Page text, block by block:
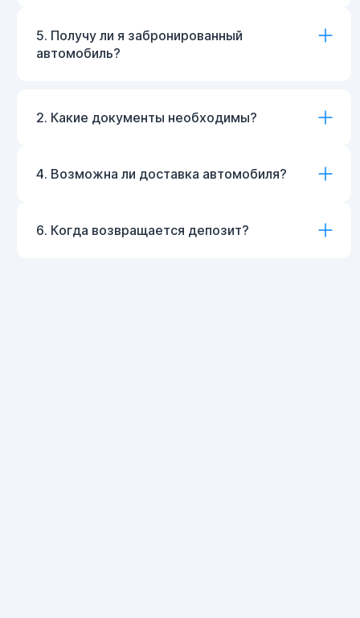
5. Получу ли я забронированный
автомобиль?
2. Какие документы необходимы?
4. Возможна ли доставка автомобиля?
6. Когда возвращается депозит?